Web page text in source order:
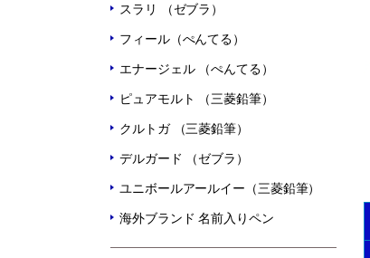
スラリ （ゼブラ）
フィール（ぺんてる）
エナージェル （ぺんてる）
ピュアモルト （三菱鉛筆）
クルトガ （三菱鉛筆）
デルガード （ゼブラ）
ユニボールアールイー（三菱鉛筆）
海外ブランド 名前入りペン